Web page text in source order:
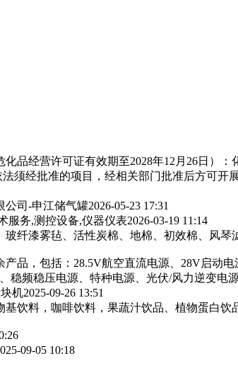
品经营许可证有效期至2028年12月26日）
须经批准的项目，经相关部门批准后方可开展
公司-申江储气罐2026-05-23 17:31
服务,测控设备,仪器仪表2026-03-19 11:14
纤漆雾毡、活性炭棉、地棉、初效棉、风琴
品，包括：28.5V航空直流电源、28V启动
频稳压电源、特种电源、光伏/风力逆变电
机2025-09-26 13:51
饮料，咖啡饮料，果蔬汁饮品、植物蛋白
09-05 10:18